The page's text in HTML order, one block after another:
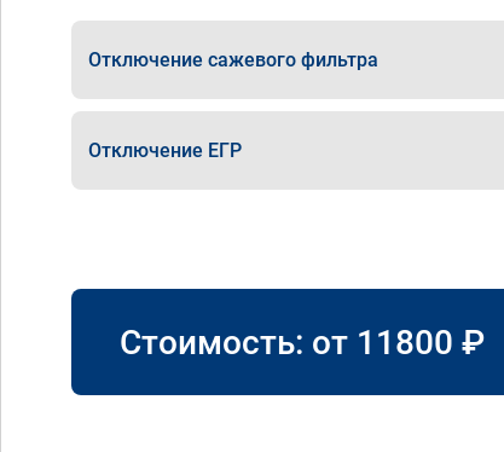
Отключение сажевого фильтра
Отключение ЕГР
Стоимость: от 11800 ₽